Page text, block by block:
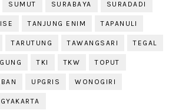
SUMUT SURABAYA SURADADI
TANJUNG ENIM TAPANULI
TARUTUNG TAWANGSARI TEGAL
TKI TKW TOPUT
UPGRIS WONOGIRI